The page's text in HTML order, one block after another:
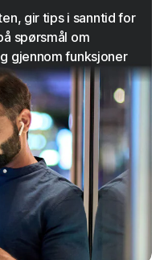
gir tips i sanntid for
spørsmål om
gjennom funksjoner